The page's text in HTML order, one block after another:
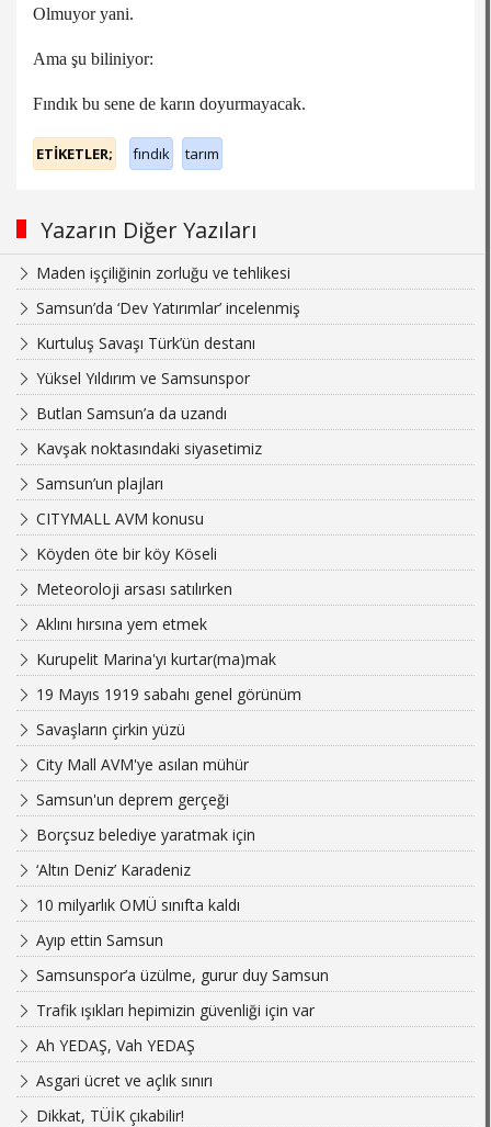
Olmuyor yani.
Ama şu biliniyor:
Fındık bu sene de karın doyurmayacak.
ETİKETLER; fındık tarım
Yazarın Diğer Yazıları
Maden işçiliğinin zorluğu ve tehlikesi
Samsun’da ‘Dev Yatırımlar’ incelenmiş
Kurtuluş Savaşı Türk’ün destanı
Yüksel Yıldırım ve Samsunspor
Butlan Samsun’a da uzandı
Kavşak noktasındaki siyasetimiz
Samsun’un plajları
CITYMALL AVM konusu
Köyden öte bir köy Köseli
Meteoroloji arsası satılırken
Aklını hırsına yem etmek
Kurupelit Marina'yı kurtar(ma)mak
19 Mayıs 1919 sabahı genel görünüm
Savaşların çirkin yüzü
City Mall AVM'ye asılan mühür
Samsun'un deprem gerçeği
Borçsuz belediye yaratmak için
‘Altın Deniz’ Karadeniz
10 milyarlık OMÜ sınıfta kaldı
Ayıp ettin Samsun
Samsunspor’a üzülme, gurur duy Samsun
Trafik ışıkları hepimizin güvenliği için var
Ah YEDAŞ, Vah YEDAŞ
Asgari ücret ve açlık sınırı
Dikkat, TÜİK çıkabilir!